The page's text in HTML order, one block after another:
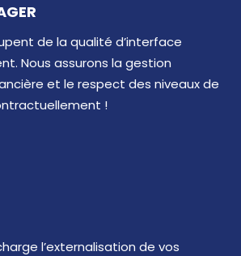
de la qualité d’interface
Nous assurons la gestion
et le respect des niveaux de
!
l’externalisation de vos